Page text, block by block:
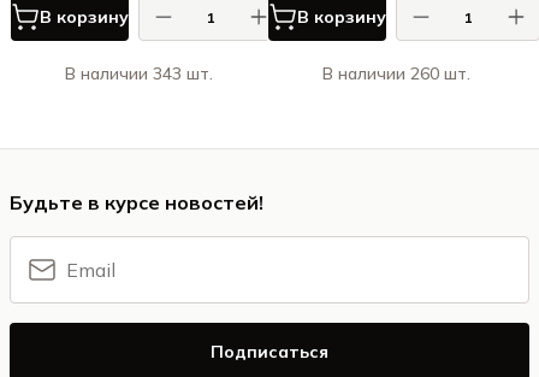
В корзину
В наличии 343 шт.
В корзину
В наличии 260 шт.
Будьте в курсе новостей!
Подписаться